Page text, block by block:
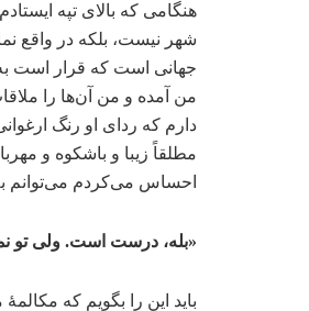
هنگامی که بالای تپه
شهر نیست، بلکه در واقع
من آمده و من آن‌ها را
دارم که ردای او رنگ
مطلقاً زیبا و باشکوه و
احساس می‌کردم می‌توانم
«بله، درست است. ولی تو
باید این را بگویم که